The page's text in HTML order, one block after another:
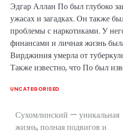
Эдгар Аллан По был глубоко
ужасах и загадках. Он также
проблемы с наркотиками. У
финансами и личная жизнь
Вирджиния умерла от
Также известно, что По был
UNCATEGORISED
Навигация
Сухомлинский — уникальная
жизнь, полная подвигов и